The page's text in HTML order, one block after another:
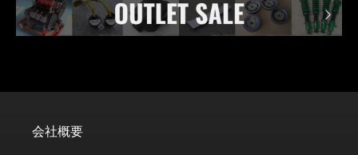
会社概要